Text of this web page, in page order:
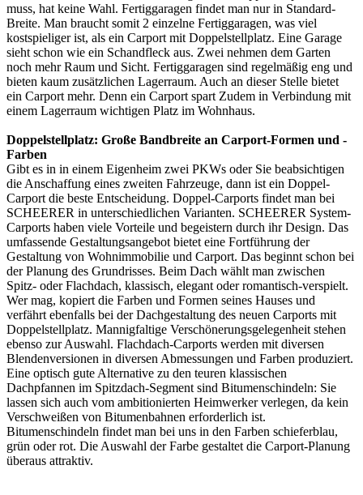
muss, hat keine Wahl. Fertiggaragen findet man nur in Standard-
Breite. Man braucht somit 2 einzelne Fertiggaragen, was viel
kostspieliger ist, als ein Carport mit Doppelstellplatz. Eine Garage
sieht schon wie ein Schandfleck aus. Zwei nehmen dem Garten
noch mehr Raum und Sicht. Fertiggaragen sind regelmäßig eng und
bieten kaum zusätzlichen Lagerraum. Auch an dieser Stelle bietet
ein Carport mehr. Denn ein Carport spart Zudem in Verbindung mit
einem Lagerraum wichtigen Platz im Wohnhaus.
Doppelstellplatz: Große Bandbreite an Carport-Formen und -
Farben
Gibt es in in einem Eigenheim zwei PKWs oder Sie beabsichtigen
die Anschaffung eines zweiten Fahrzeuge, dann ist ein Doppel-
Carport die beste Entscheidung. Doppel-Carports findet man bei
SCHEERER in unterschiedlichen Varianten. SCHEERER System-
Carports haben viele Vorteile und begeistern durch ihr Design. Das
umfassende Gestaltungsangebot bietet eine Fortführung der
Gestaltung von Wohnimmobilie und Carport. Das beginnt schon bei
der Planung des Grundrisses. Beim Dach wählt man zwischen
Spitz- oder Flachdach, klassisch, elegant oder romantisch-verspielt.
Wer mag, kopiert die Farben und Formen seines Hauses und
verfährt ebenfalls bei der Dachgestaltung des neuen Carports mit
Doppelstellplatz. Mannigfaltige Verschönerungsgelegenheit stehen
ebenso zur Auswahl. Flachdach-Carports werden mit diversen
Blendenversionen in diversen Abmessungen und Farben produziert.
Eine optisch gute Alternative zu den teuren klassischen
Dachpfannen im Spitzdach-Segment sind Bitumenschindeln: Sie
lassen sich auch vom ambitionierten Heimwerker verlegen, da kein
Verschweißen von Bitumenbahnen erforderlich ist.
Bitumenschindeln findet man bei uns in den Farben schieferblau,
grün oder rot. Die Auswahl der Farbe gestaltet die Carport-Planung
überaus attraktiv.